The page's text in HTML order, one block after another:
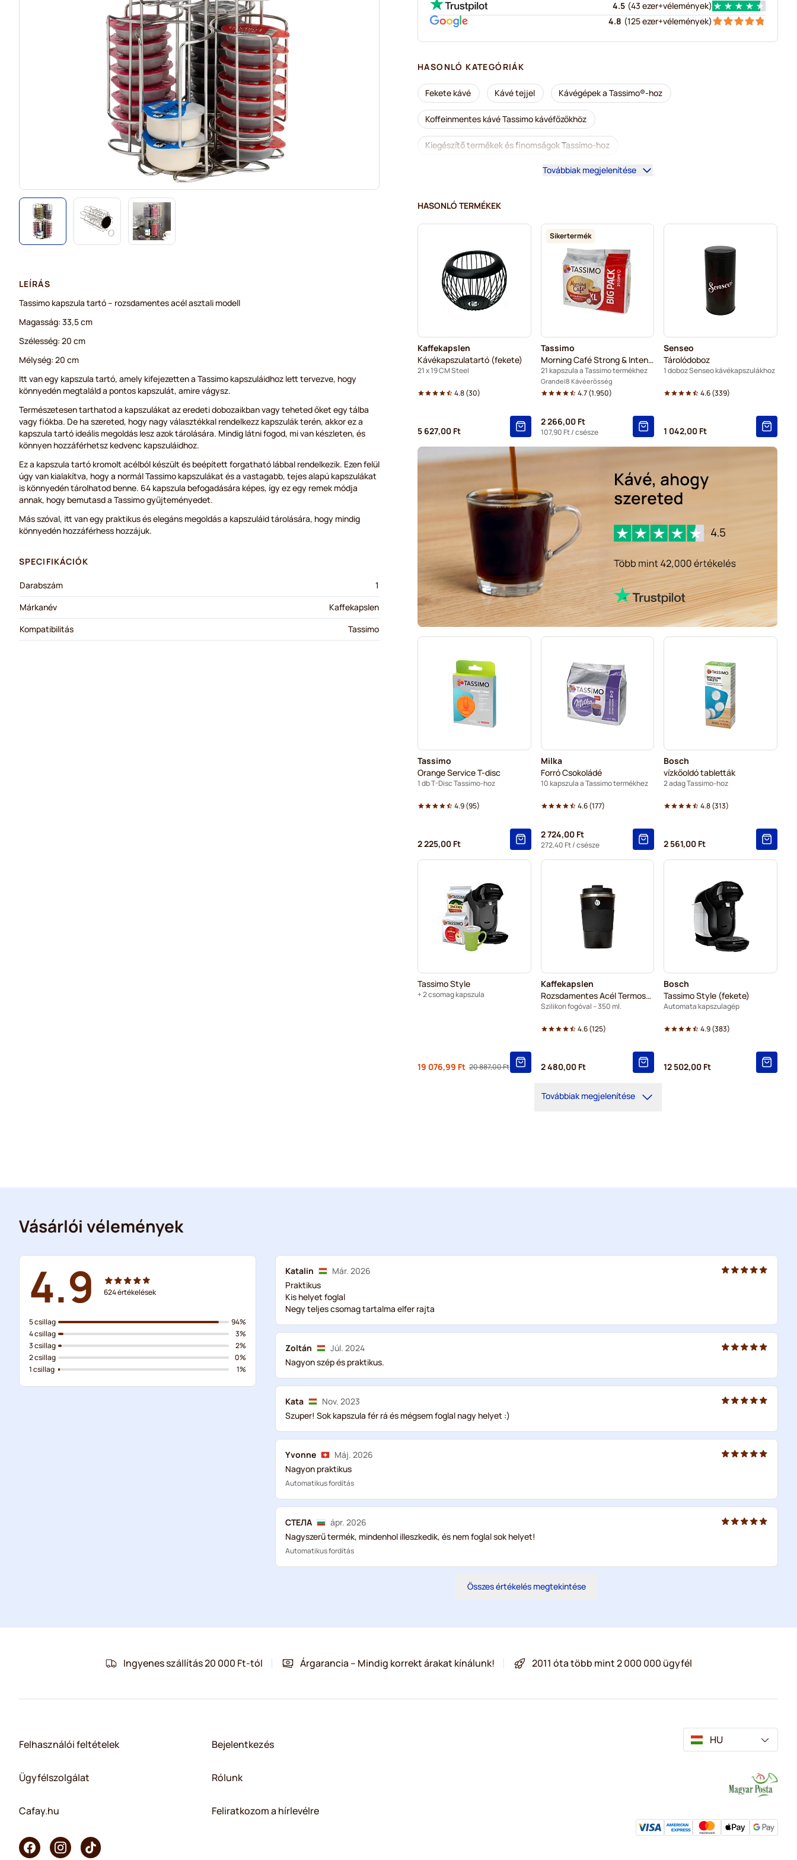
4.5 (43 ezer+vélemények)
4.8 (125 ezer+vélemények)
HASONLÓ KATEGÓRIÁK
Fekete kávé Kávé tejjel Kávégépek a Tassimo®-hoz
Koffeinmentes kávé Tassimo kávéfőzőkhöz
Kiegészítő termékek és finomságok Tassimo-hoz
Vízkőoldás és tisztítás Tassimo-hoz L’OR kapszulák Tassimo kávéfőzőkhöz
Friele kapszulák Tassimo kávéfőzőkhöz Marcilla kapszulák Tassimo kávéfőzőkhöz
Tartozékok a Tassimo®-hoz Tassimo®-hoz Forró csokoládé és tea
Gevalia kávékapszulák Tassimo kávéfőzőkhöz
Továbbiak megjelenítése
HASONLÓ TERMÉKEK
Kaffekapslen
Kávékapszulatartó (fekete)
21 x 19 CM Steel
4.8(30)
5 627,00 Ft
Sikertermék
Tassimo
Morning Café Strong & Intense XL
21 kapszula a Tassimo termékhez
Grande 8 Kávéerősség
4.7(1.950)
2 266,00 Ft
107,90 Ft/ csésze
Senseo
Tárolódoboz
1 doboz Senseo kávékapszulákhoz
4.6(339)
1 042,00 Ft
Tassimo
Orange Service T-disc
1 db T-Disc Tassimo-hoz
4.9(95)
2 225,00 Ft
Milka
Forró Csokoládé
10 kapszula a Tassimo termékhez
4.6(177)
2 724,00 Ft
272,40 Ft/ csésze
Bosch
vízkőoldó tabletták
2 adag Tassimo-hoz
4.8(313)
2 561,00 Ft
Tassimo Style
+ 2 csomag kapszula
Regular Price
20 887,00 Ft
Ettől
19 076,99 Ft
Kaffekapslen
Rozsdamentes Acél Termosz Bögre
Szilikon fogóval – 350 ml.
4.6(125)
2 480,00 Ft
Bosch
Tassimo Style (fekete)
Automata kapszulagép
4.9(383)
12 502,00 Ft
Továbbiak megjelenítése
LEÍRÁS
Tassimo kapszula tartó – rozsdamentes acél asztali modell
Magasság: 33,5 cm
Szélesség: 20 cm
Mélység: 20 cm
Itt van egy kapszula tartó, amely kifejezetten a Tassimo kapszuláidhoz lett tervezve, hogy
könnyedén megtaláld a pontos kapszulát, amire vágysz.
Természetesen tarthatod a kapszulákat az eredeti dobozaikban vagy teheted őket egy tálba
vagy fiókba. De ha szereted, hogy nagy választékkal rendelkezz kapszulák terén, akkor ez a
kapszula tartó ideális megoldás lesz azok tárolására. Mindig látni fogod, mi van készleten, és
könnyen hozzáférhetsz kedvenc kapszuláidhoz.
Ez a kapszula tartó kromolt acélból készült és beépített forgatható lábbal rendelkezik. Ezen felül
úgy van kialakítva, hogy a normál Tassimo kapszulákat és a vastagabb, tejes alapú kapszulákat
is könnyedén tárolhatod benne. 64 kapszula befogadására képes, így ez egy remek módja
annak, hogy bemutasd a Tassimo gyűjteményedet.
Más szóval, itt van egy praktikus és elegáns megoldás a kapszuláid tárolására, hogy mindig
könnyedén hozzáférhess hozzájuk.
SPECIFIKÁCIÓK
Darabszám
1
Márkanév
Kaffekapslen
Kompatibilitás
Tassimo
Vásárlói vélemények
4.9 624értékelések
5 csillag
4 csillag
3 csillag
2 csillag
1 csillag
94%
3%
2%
0%
1%
Katalin
Már. 2026
Praktikus
Kis helyet foglal
Negy teljes csomag tartalma elfer rajta
Zoltán
Júl. 2024
Nagyon szép és praktikus.
Kata
Nov. 2023
Szuper! Sok kapszula fér rá és mégsem foglal nagy helyet :)
Yvonne
Máj. 2026
Nagyon praktikus
Automatikus fordítás
СТЕЛА
ápr. 2026
Nagyszerű termék, mindenhol illeszkedik, és nem foglal sok helyet!
Automatikus fordítás
Összes értékelés megtekintése
Ingyenes szállítás 20 000 Ft-tól Árgarancia – Mindig korrekt árakat kínálunk! 2011 óta több mint 2 000 000 ügyfél
Felhasználói feltételek
Ügyfélszolgálat
Cafay.hu
Bejelentkezés
Rólunk
Feliratkozom a hírlevélre
HU